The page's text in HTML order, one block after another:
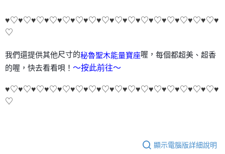
♥♡♥♡♥♡♥♡♥♡♥♡♥♡♥♡♥♡♥♡♥♡♥♡♥♡♥♡♥♡♥♡♥
♡
我們還提供其他尺寸的秘魯聖木能量寶座喔， 每個都超美、超香
的喔，快去看看唄！ ～按此前往～
♥♡♥♡♥♡♥♡♥♡♥♡♥♡♥♡♥♡♥♡♥♡♥♡♥♡♥♡♥♡♥♡♥
♡
顯示電腦版詳細說明